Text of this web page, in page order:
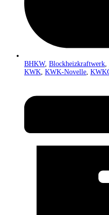
BHKW, Blockheizkraftwerk,
KWK, KWK-Novelle,